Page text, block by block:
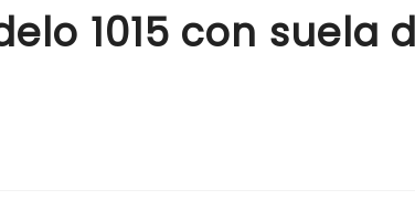
1015 con suela